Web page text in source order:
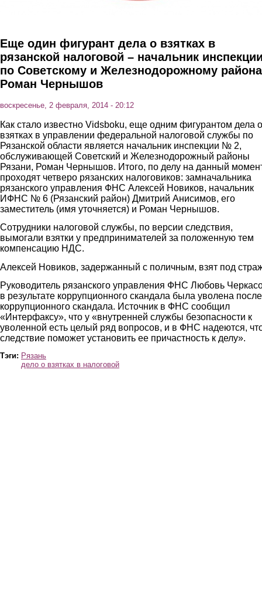
Еще один фигурант дела о взятках в
рязанской налоговой – начальник
по Советскому и Железнодорожному
Роман Чернышов
воскресенье, 2 февраля, 2014 - 20:12
Как стало известно Vidsboku, еще одним фигурантом дела о
взятках в управлении федеральной налоговой службы по
Рязанской области является начальник инспекции № 2,
обслуживающей Советский и Железнодорожный районы
Рязани, Роман Чернышов. Итого, по делу на данный
проходят четверо рязанских налоговиков: замначальника
рязанского управления ФНС Алексей Новиков, начальник
ИФНС № 6 (Рязанский район) Дмитрий Анисимов, его
заместитель (имя уточняется) и Роман Чернышов.
Сотрудники налоговой службы, по версии следствия,
вымогали взятки у предпринимателей за положенную тем
компенсацию НДС.
Алексей Новиков, задержанный с поличным, взят под
Руководитель рязанского управления ФНС Любовь
в результате коррупционного скандала была уволена после
коррупционного скандала. Источник в ФНС сообщил
«Интерфаксу», что у «внутренней службы безопасности к
уволенной есть целый ряд вопросов, и в ФНС надеются,
следствие поможет установить ее причастность к делу».
Тэги: Рязань
дело о взятках в налоговой